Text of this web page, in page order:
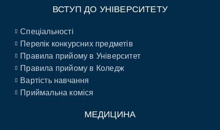
ВСТУП ДО УНІВЕРСИТЕТУ
Спеціальності
Перелік конкурсних предметів
Правила прийому в Університет
Правила прийому в Коледж
Вартість навчання
Приймальна коміся
МЕДИЦИНА